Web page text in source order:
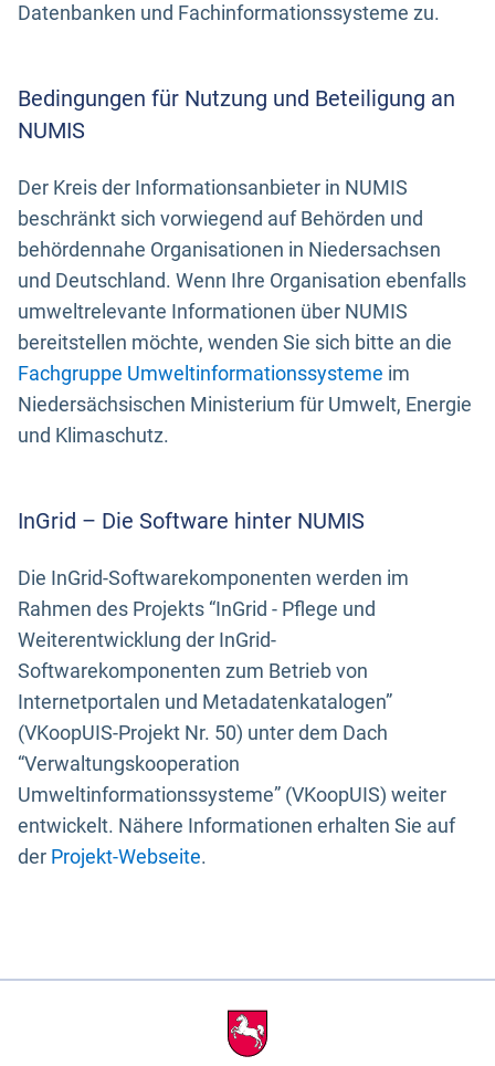
Datenbanken und Fachinformationssysteme zu.
Bedingungen für Nutzung und Beteiligung an
NUMIS
Der Kreis der Informationsanbieter in NUMIS
beschränkt sich vorwiegend auf Behörden und
behördennahe Organisationen in Niedersachsen
und Deutschland. Wenn Ihre Organisation ebenfalls
umweltrelevante Informationen über NUMIS
bereitstellen möchte, wenden Sie sich bitte an die
Fachgruppe Umweltinformationssysteme im
Niedersächsischen Ministerium für Umwelt, Energie
und Klimaschutz.
InGrid – Die Software hinter NUMIS
Die InGrid-Softwarekomponenten werden im
Rahmen des Projekts “InGrid - Pflege und
Weiterentwicklung der InGrid-
Softwarekomponenten zum Betrieb von
Internetportalen und Metadatenkatalogen”
(VKoopUIS-Projekt Nr. 50) unter dem Dach
“Verwaltungskooperation
Umweltinformationssysteme” (VKoopUIS) weiter
entwickelt. Nähere Informationen erhalten Sie auf
der Projekt-Webseite.